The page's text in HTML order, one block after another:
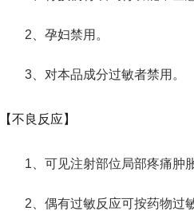
2、孕妇禁用。
3、对本品成分过敏者禁用。
【不良反应】
1、可见注射部位局部疼痛肿
2、偶有过敏反应可按药物过